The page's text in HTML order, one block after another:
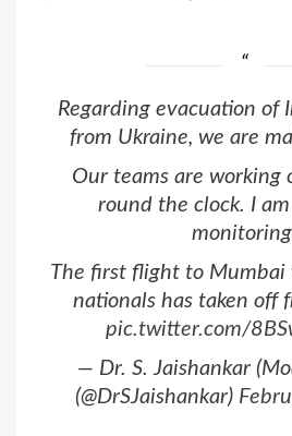
Regarding evacuation of
from Ukraine, we are
Our teams are working
round the clock. I
The first flight to
nationals has taken off
pic.twitter.com/
— Dr. S. Jaishankar
(@DrSJaishankar)